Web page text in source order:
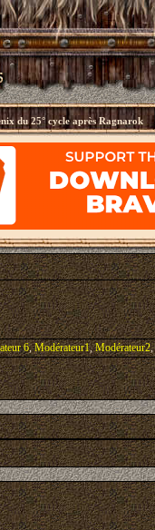
du 25° cycle après Ragnarok
6,Modérateur1,Modérateur2,